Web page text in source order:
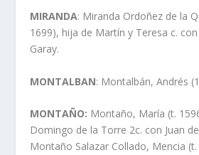
MIRANDA: Miranda Ordoñez de la
1699), hija de Martí­n y Teresa c.
Garay.
MONTALBAN: Montalbán, Andrés
MONTAÑO: Montaño, Marí­a (t.
Domingo de la Torre 2c. con Juan
Montaño Salazar Collado, Mencia